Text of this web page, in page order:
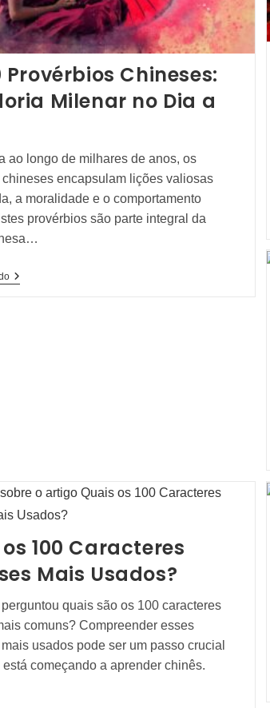
Provérbios Chineses:
Milenar no Dia a
ao longo de milhares de anos, os
encapsulam lições valiosas
a moralidade e o comportamento
provérbios são parte integral da
Top
100 Caracteres
Mais Usados?
quais são os 100 caracteres
comuns? Compreender esses
usados pode ser um passo crucial
está começando a aprender chinês.